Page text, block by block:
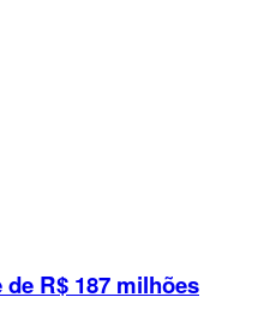
R$ 187 milhões